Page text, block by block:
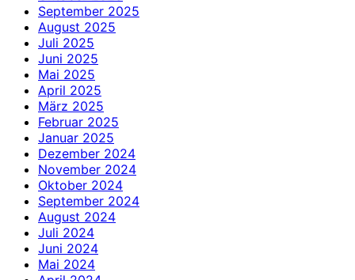
September 2025
August 2025
Juli 2025
Juni 2025
Mai 2025
April 2025
März 2025
Februar 2025
Januar 2025
Dezember 2024
November 2024
Oktober 2024
September 2024
August 2024
Juli 2024
Juni 2024
Mai 2024